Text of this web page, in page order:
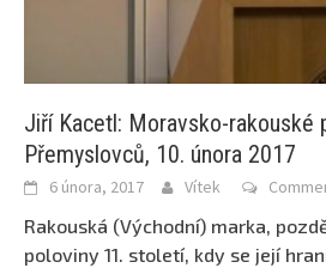
Jiří Kacetl: Moravsko-rakouské
Přemyslovců, 10. února 2017
6 února, 2017 Vítek
Rakouská (Východní) marka,
poloviny 11. století, kdy se její